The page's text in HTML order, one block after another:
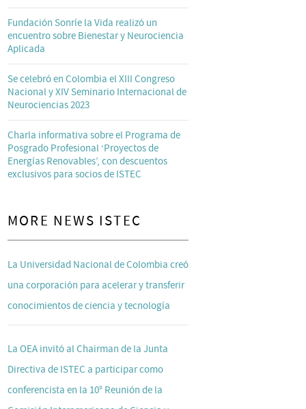
Fundación Sonríe la Vida realizó un
encuentro sobre Bienestar y Neurociencia
Aplicada
Se celebró en Colombia el XIII Congreso
Nacional y XIV Seminario Internacional de
Neurociencias 2023
Charla informativa sobre el Programa de
Posgrado Profesional ‘Proyectos de
Energías Renovables’, con descuentos
exclusivos para socios de ISTEC
MORE NEWS ISTEC
La Universidad Nacional de Colombia creó
una corporación para acelerar y transferir
conocimientos de ciencia y tecnología
La OEA invitó al Chairman de la Junta
Directiva de ISTEC a participar como
conferencista en la 10° Reunión de la